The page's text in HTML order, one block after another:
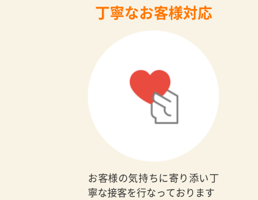
丁寧なお客様対応
お客様の気持ちに寄り添い丁
寧な接客を行なっております